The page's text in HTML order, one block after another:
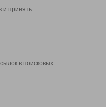
и принять
в поисковых